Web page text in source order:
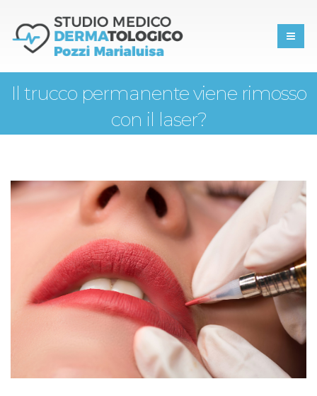
Il trucco permanente viene rimosso
con il laser?